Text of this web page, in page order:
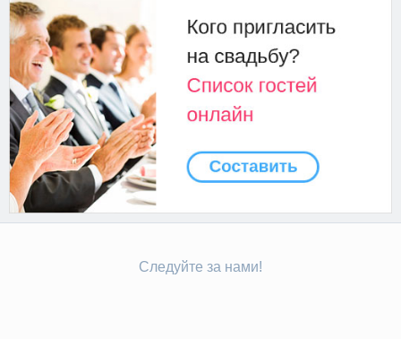
Следуйте за нами!